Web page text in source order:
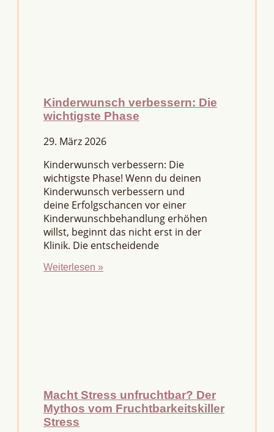
Kinderwunsch verbessern: Die
wichtigste Phase
29. März 2026
Kinderwunsch verbessern: Die
wichtigste Phase! Wenn du deinen
Kinderwunsch verbessern und
deine Erfolgschancen vor einer
Kinderwunschbehandlung erhöhen
willst, beginnt das nicht erst in der
Klinik. Die entscheidende
Weiterlesen »
Macht Stress unfruchtbar? Der
Mythos vom Fruchtbarkeitskiller
Stress